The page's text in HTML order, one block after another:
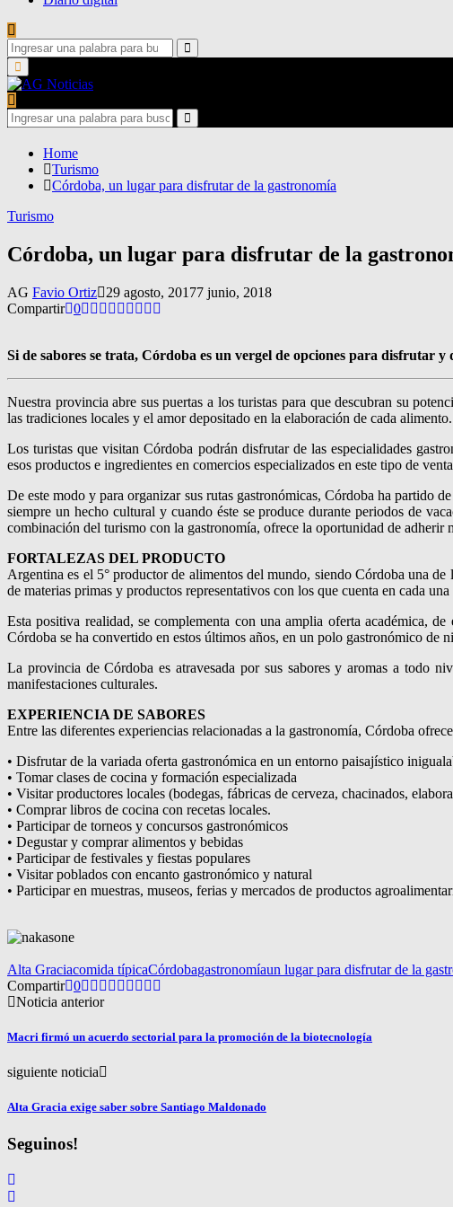
Search
for:
Search
Primary
Menu
Search
for:
Search
Home
Turismo
Córdoba, un lugar para disfrutar de la gastronomía
Turismo
Córdoba, un lugar para disfrutar de la
AG Favio Ortiz 29 agosto, 20177 junio, 2018
Compartir 0
Si de sabores se trata, Córdoba es un vergel de opciones para disfrutar
Nuestra provincia abre sus puertas a los turistas para que descubran su
las tradiciones locales y el amor depositado en la elaboración de cada alimento.
Los turistas que visitan Córdoba podrán disfrutar de las especialidades
esos productos e ingredientes en comercios especializados en este tipo de
De este modo y para organizar sus rutas gastronómicas, Córdoba ha partido
siempre un hecho cultural y cuando éste se produce durante periodos de
combinación del turismo con la gastronomía, ofrece la oportunidad de
FORTALEZAS DEL PRODUCTO
Argentina es el 5° productor de alimentos del mundo, siendo Córdoba una
de materias primas y productos representativos con los que cuenta en cada
Esta positiva realidad, se complementa con una amplia oferta académica,
Córdoba se ha convertido en estos últimos años, en un polo gastronómico de
La provincia de Córdoba es atravesada por sus sabores y aromas a todo
manifestaciones culturales.
EXPERIENCIA DE SABORES
Entre las diferentes experiencias relacionadas a la gastronomía, Córdoba
• Disfrutar de la variada oferta gastronómica en un entorno paisajístico
• Tomar clases de cocina y formación especializada
• Visitar productores locales (bodegas, fábricas de cerveza, chacinados,
• Comprar libros de cocina con recetas locales.
• Participar de torneos y concursos gastronómicos
• Degustar y comprar alimentos y bebidas
• Participar de festivales y fiestas populares
• Visitar poblados con encanto gastronómico y natural
• Participar en muestras, museos, ferias y mercados de productos
Alta Graciacomida típicaCórdobagastronomíaun lugar para disfrutar de la
Compartir 0
Noticia anterior
Macri firmó un acuerdo sectorial para la promoción de la biotecnología
siguiente noticia
Alta Gracia exige saber sobre Santiago Maldonado
Seguinos!